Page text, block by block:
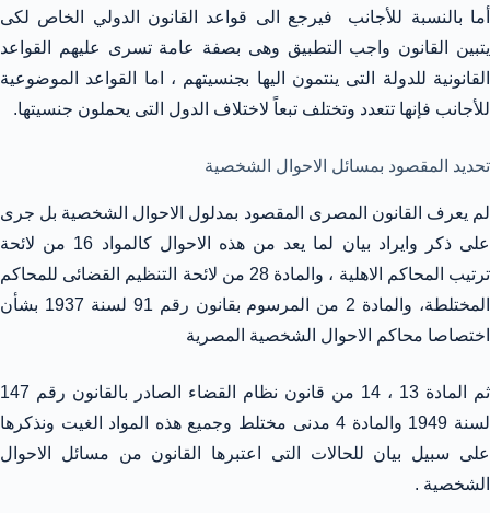
أما بالنسبة للأجانب فيرجع الى قواعد القانون الدولي الخاص لكى
يتبين القانون واجب التطبيق وهى بصفة عامة تسرى عليهم القواعد
القانونية للدولة التى ينتمون اليها بجنسيتهم ، اما القواعد الموضوعية
للأجانب فإنها تتعدد وتختلف تبعاً لاختلاف الدول التى يحملون جنسيتها.
تحديد المقصود بمسائل الاحوال الشخصية
لم يعرف القانون المصرى المقصود بمدلول الاحوال الشخصية بل جرى
على ذكر وايراد بيان لما يعد من هذه الاحوال كالمواد 16 من لائحة
ترتيب المحاكم الاهلية ، والمادة 28 من لائحة التنظيم القضائى للمحاكم
المختلطة، والمادة 2 من المرسوم بقانون رقم 91 لسنة 1937 بشأن
اختصاصا محاكم الاحوال الشخصية المصرية
ثم المادة 13 ، 14 من قانون نظام القضاء الصادر بالقانون رقم 147
لسنة 1949 والمادة 4 مدنى مختلط وجميع هذه المواد الغيت ونذكرها
على سبيل بيان للحالات التى اعتبرها القانون من مسائل الاحوال
الشخصية .